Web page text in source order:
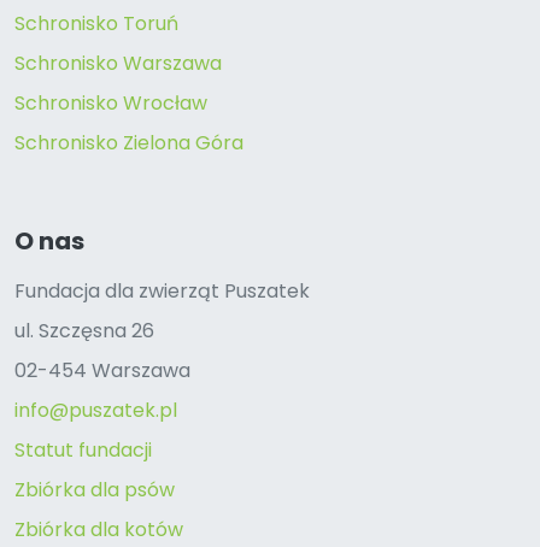
Schronisko Toruń
Schronisko Warszawa
Schronisko Wrocław
Schronisko Zielona Góra
O nas
Fundacja dla zwierząt Puszatek
ul. Szczęsna 26
02-454 Warszawa
info@puszatek.pl
Statut fundacji
Zbiórka dla psów
Zbiórka dla kotów